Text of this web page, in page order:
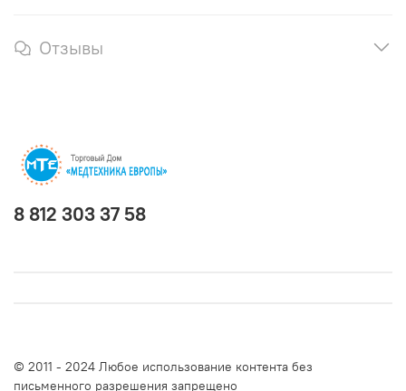
Отзывы
8 812 303 37 58
© 2011 - 2024 Любое использование контента без
письменного разрешения запрещено